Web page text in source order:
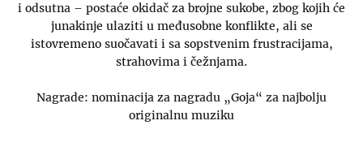
i odsutna – postaće okidač za brojne sukobe, zbog kojih će
junakinje ulaziti u međusobne konflikte, ali se
istovremeno suočavati i sa sopstvenim frustracijama,
strahovima i čežnjama.
Nagrade: nominacija za nagradu „Goja“ za najbolju
originalnu muziku